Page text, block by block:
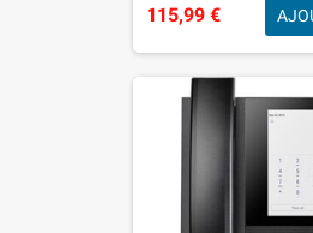
115,99 €